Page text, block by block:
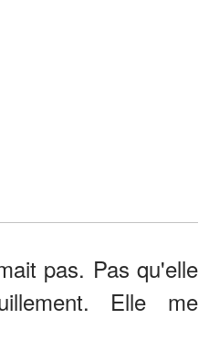
pas. Pas qu'elle
Elle me